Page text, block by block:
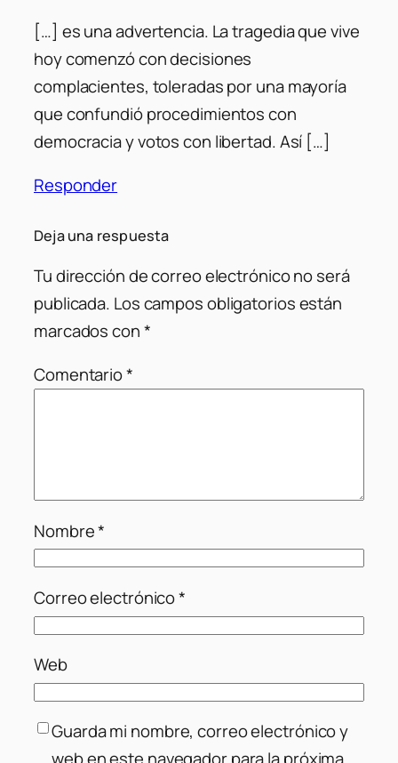
[…] es una advertencia. La tragedia que vive
hoy comenzó con decisiones
complacientes, toleradas por una mayoría
que confundió procedimientos con
democracia y votos con libertad. Así […]
Responder
Deja una respuesta
Tu dirección de correo electrónico no será
publicada. Los campos obligatorios están
marcados con*
Comentario*
Nombre*
Correo electrónico*
Web
Guarda mi nombre, correo electrónico y